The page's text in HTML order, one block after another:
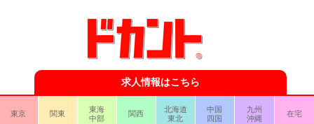
求人情報はこちら
東京 関東
東海
中部
関西
北海道
東北
中国
四国
九州
沖縄
在宅